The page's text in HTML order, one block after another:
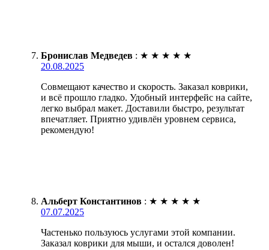
Бронислав Медведев : ★ ★ ★ ★ ★
20.08.2025
Совмещают качество и скорость. Заказал коврики,
и всё прошло гладко. Удобный интерфейс на сайте,
легко выбрал макет. Доставили быстро, результат
впечатляет. Приятно удивлён уровнем сервиса,
рекомендую!
Альберт Константинов : ★ ★ ★ ★ ★
07.07.2025
Частенько пользуюсь услугами этой компании.
Заказал коврики для мыши, и остался доволен!